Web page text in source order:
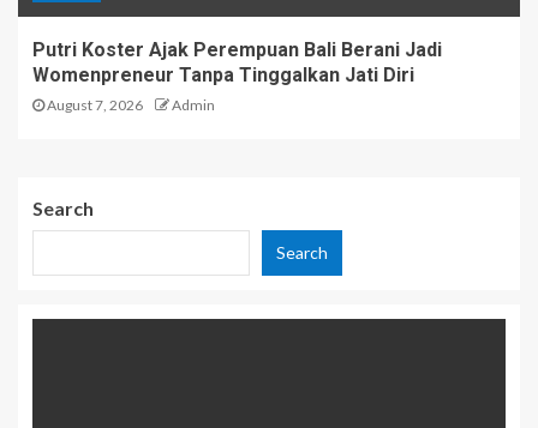
Putri Koster Ajak Perempuan Bali Berani Jadi
Womenpreneur Tanpa Tinggalkan Jati Diri
August 7, 2026 Admin
Search
Search